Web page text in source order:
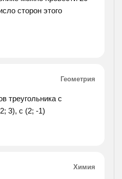
сторон этого
Геометрия
треугольника с
3), с (2; -1)
Химия